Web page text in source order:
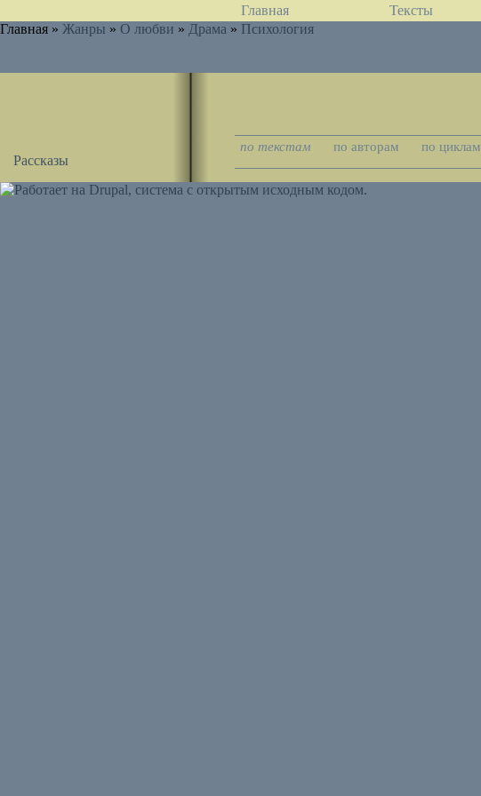
Главная Тексты
Главная » Жанры » О любви » Драма » Психология
Рассказы
по текстам по авторам по циклам